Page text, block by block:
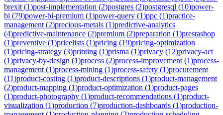
brexit (1)post-implementation (2)postgres (2)postgresql (10)power-
bi (79)power-bi-premium (1)power-query (1)ppc (1)practice-
management (2)precious-metals (1)predictive-analytics
(4)predictive-maintenance (2)premium (2)preparation (1)prestashop
(1)preventive (1)pricelists (1)pricing (19)pricing-optimization
(1)pricing-strategy (3)printing (1)prisma (1)privacy (12)privacy-act
(1)privacy-by-design (1)process (2)process-improvement (1)process-
management (1)process-mining (1)process-safety (1)procurement
(11)product-costing (1)product-descriptions (1)product-management
(2)product-mapping (1)product-optimization (1)product-pages
(1)product-photography (1)product-recommendations (1)product-
visualization (1)production (7)production-dashboards (1)production-